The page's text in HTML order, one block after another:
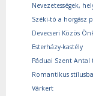
Nevezetességek,
Széki-tó a horgász
Devecseri Közös
Esterházy-kastély
Páduai Szent
Romantikus
Várkert